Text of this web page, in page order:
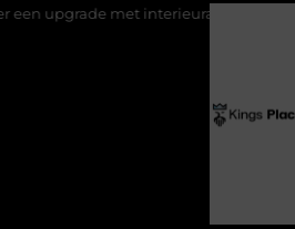
met interieuradvies Zwolle